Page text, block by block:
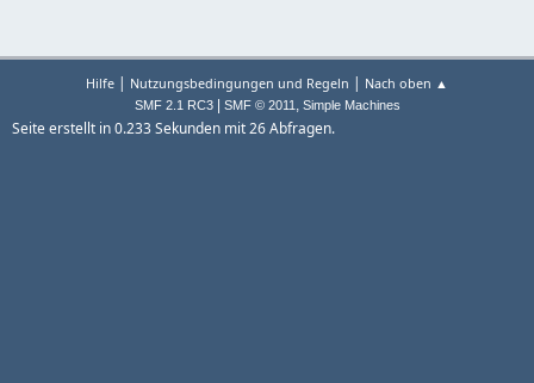
Hilfe | Nutzungsbedingungen und Regeln | Nach oben ▲
SMF 2.1 RC3| SMF © 2011 , Simple Machines
Seite erstellt in 0.233 Sekunden mit 26 Abfragen.